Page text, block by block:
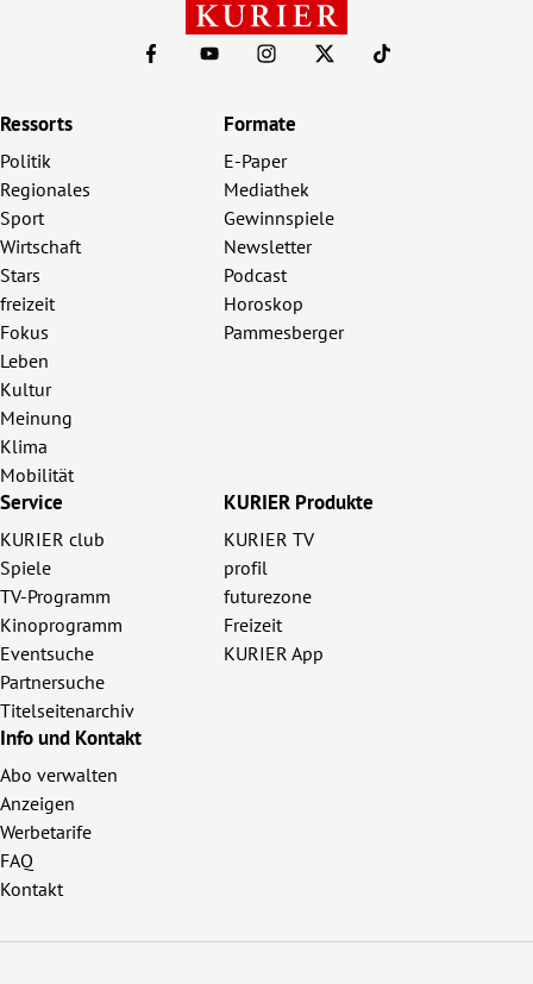
Ressorts
Politik
Regionales
Sport
Wirtschaft
Stars
freizeit
Fokus
Leben
Kultur
Meinung
Klima
Mobilität
Formate
E-Paper
Mediathek
Gewinnspiele
Newsletter
Podcast
Horoskop
Pammesberger
Service
KURIER club
Spiele
TV-Programm
Kinoprogramm
Eventsuche
Partnersuche
Titelseitenarchiv
KURIER Produkte
KURIER TV
profil
futurezone
Freizeit
KURIER App
Info und Kontakt
Abo verwalten
Anzeigen
Werbetarife
FAQ
Kontakt